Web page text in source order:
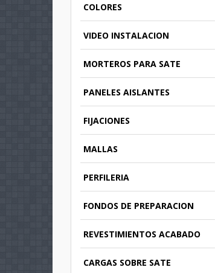
COLORES
VIDEO INSTALACION
MORTEROS PARA SATE
PANELES AISLANTES
FIJACIONES
MALLAS
PERFILERIA
FONDOS DE PREPARACION
REVESTIMIENTOS ACABADO
CARGAS SOBRE SATE